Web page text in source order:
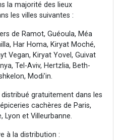
la majorité des lieux
les villes suivantes :
de Ramot, Guéoula, Méa
Har Homa, Kiryat Moché,
Vegan, Kiryat Yovel, Guivat
Tel-Aviv, Hertzlia, Beth-
Modi'in.
gratuitement dans les
cachères de Paris,
Lyon et Villeurbanne.
à la distribution :